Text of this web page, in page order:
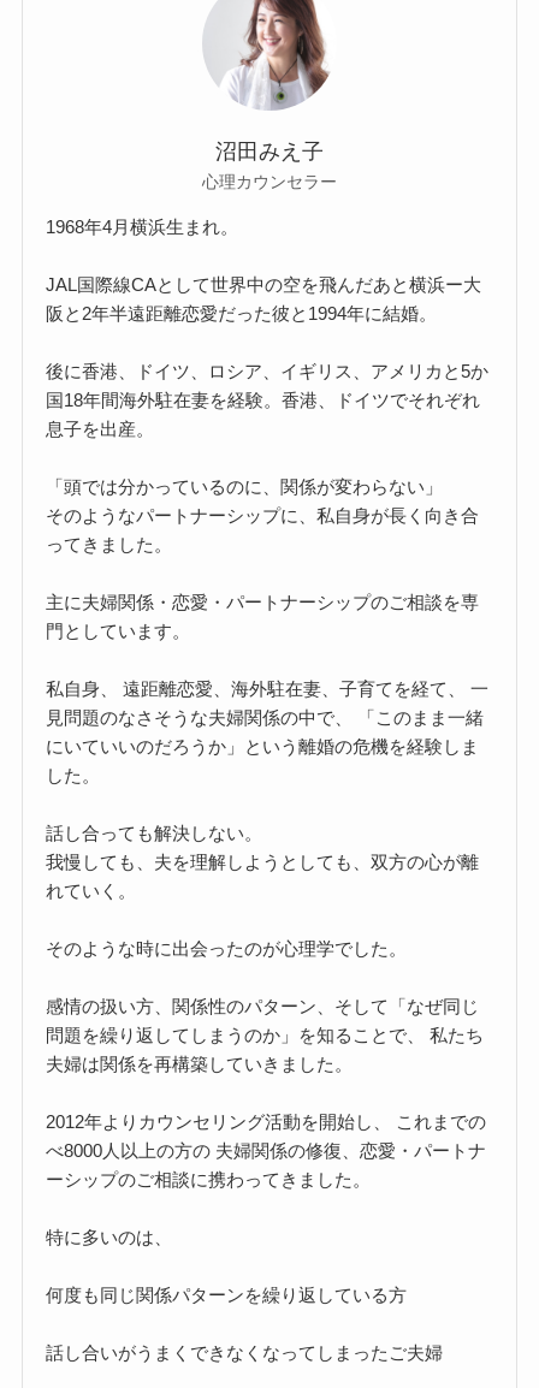
沼田みえ子
心理カウンセラー
1968年4月横浜生まれ。
JAL国際線CAとして世界中の空を飛んだあと横浜ー大
阪と2年半遠距離恋愛だった彼と1994年に結婚。
後に香港、ドイツ、ロシア、イギリス、アメリカと5か
国18年間海外駐在妻を経験。香港、ドイツでそれぞれ
息子を出産。
「頭では分かっているのに、関係が変わらない」
そのようなパートナーシップに、私自身が長く向き合
ってきました。
主に夫婦関係・恋愛・パートナーシップのご相談を専
門としています。
私自身、 遠距離恋愛、海外駐在妻、子育てを経て、 一
見問題のなさそうな夫婦関係の中で、 「このまま一緒
にいていいのだろうか」という離婚の危機を経験しま
した。
話し合っても解決しない。
我慢しても、夫を理解しようとしても、双方の心が離
れていく。
そのような時に出会ったのが心理学でした。
感情の扱い方、関係性のパターン、そして「なぜ同じ
問題を繰り返してしまうのか」を知ることで、 私たち
夫婦は関係を再構築していきました。
2012年よりカウンセリング活動を開始し、 これまでの
べ8000人以上の方の 夫婦関係の修復、恋愛・パートナ
ーシップのご相談に携わってきました。
特に多いのは、
何度も同じ関係パターンを繰り返している方
話し合いがうまくできなくなってしまったご夫婦